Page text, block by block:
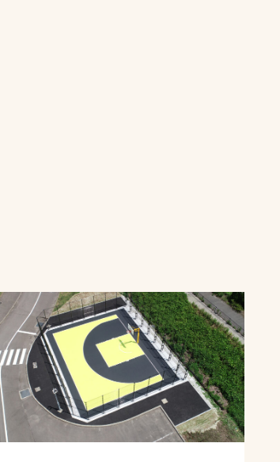
施設管理
パークマネジメント
スポーツターフ（芝
生）